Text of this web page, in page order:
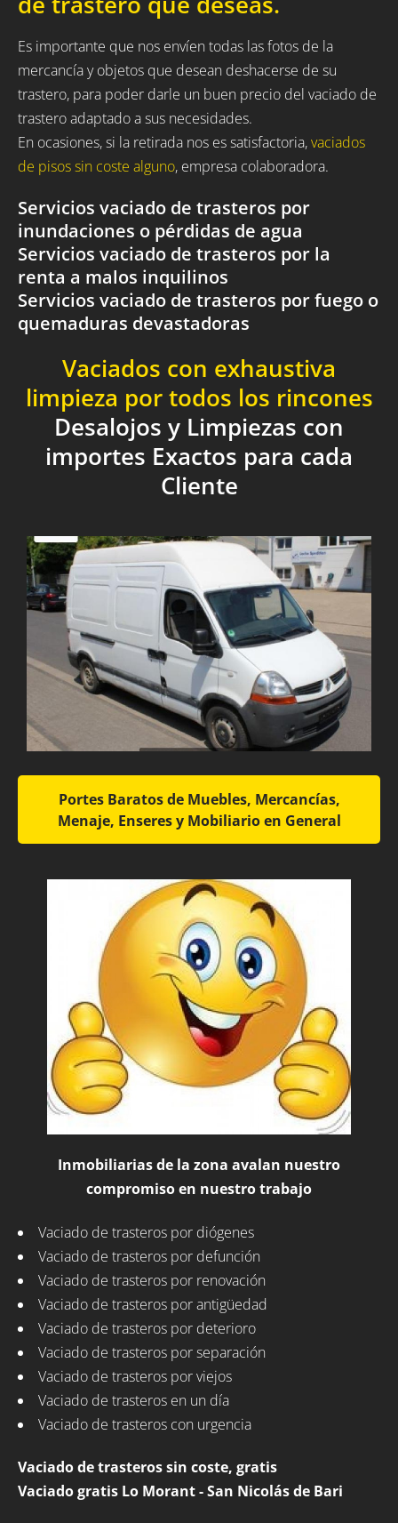
Es importante que nos envíen todas las fotos de la
mercancía y objetos que desean deshacerse de su
trastero, para poder darle un buen precio del vaciado de
trastero adaptado a sus necesidades.
En ocasiones, si la retirada nos es satisfactoria,vaciados
de pisos sin coste alguno, empresa colaboradora.
Servicios vaciado de trasteros por
inundaciones o pérdidas de agua
Servicios vaciado de trasteros por la
renta a malos inquilinos
Servicios vaciado de trasteros por fuego o
quemaduras devastadoras
Vaciados con exhaustiva
limpieza por todos los rincones
Desalojos y Limpiezas con
importes Exactos para cada
Cliente
Portes Baratos de Muebles, Mercancías,
Menaje, Enseres y Mobiliario en General
Inmobiliarias de la zona avalan nuestro
compromiso en nuestro trabajo
Vaciado de trasteros por diógenes
Vaciado de trasteros por defunción
Vaciado de trasteros por renovación
Vaciado de trasteros por antigüedad
Vaciado de trasteros por deterioro
Vaciado de trasteros por separación
Vaciado de trasteros por viejos
Vaciado de trasteros en un día
Vaciado de trasteros con urgencia
Vaciado de trasteros sin coste, gratis
Vaciado gratis Lo Morant - San Nicolás de Bari